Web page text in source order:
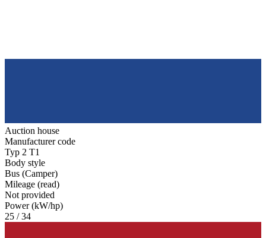
Auction house
Manufacturer code
Typ 2 T1
Body style
Bus (Camper)
Mileage (read)
Not provided
Power (kW/hp)
25 / 34